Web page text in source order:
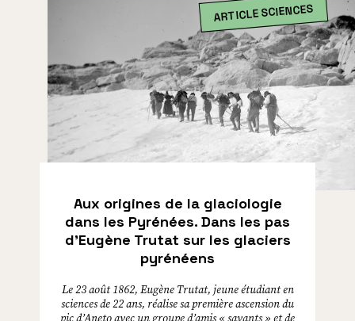
ARTICLE SCIENCES
Aux origines de la glaciologie
dans les Pyrénées. Dans les pas
d’Eugène Trutat sur les glaciers
pyrénéens
Le 23 août 1862, Eugène Trutat, jeune étudiant en
sciences de 22 ans, réalise sa première ascension du